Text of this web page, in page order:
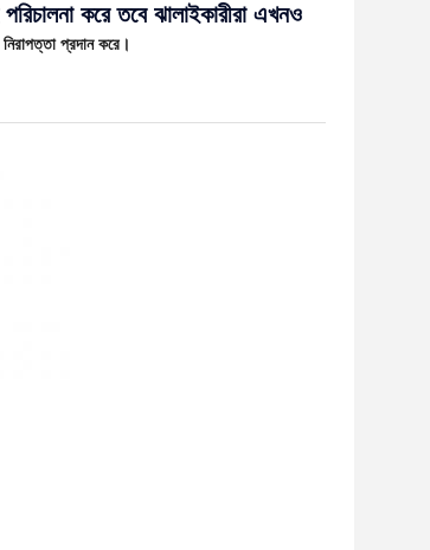
করে তবে ঝালাইকারীরা এখনও
প্রদান করে।